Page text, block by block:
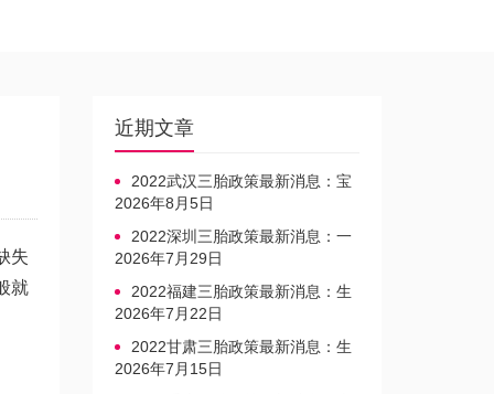
失
就
近期文章
2022武汉三胎政策最新消息：宝
宝上户口不再罚款
2026年8月5日
2022深圳三胎政策最新消息：一
文读懂上户口是否罚款
2026年7月29日
2022福建三胎政策最新消息：生
育奖励发放迎新标准
2026年7月22日
2022甘肃三胎政策最新消息：生
育产假不享受带薪福利
2026年7月15日